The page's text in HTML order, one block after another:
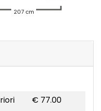
207 cm
€ 77.00